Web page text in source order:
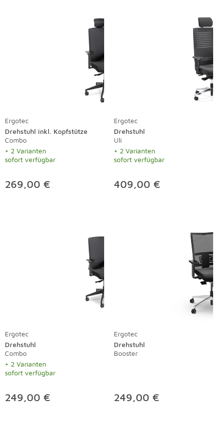
Ergotec
Drehstuhl inkl. Kopfstütze
Combo
+ 2 Varianten
sofort verfügbar
269,00 €
Ergotec
Drehstuhl
Uli
+ 2 Varianten
sofort verfügbar
409,00 €
Ergotec
Drehstuhl
Combo
+ 2 Varianten
sofort verfügbar
249,00 €
Ergotec
Drehstuhl
Booster
249,00 €